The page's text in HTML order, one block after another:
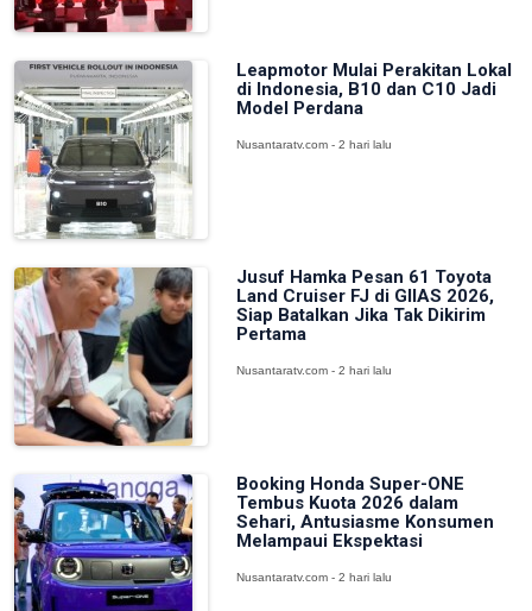
Leapmotor Mulai Perakitan Lokal
di Indonesia, B10 dan C10 Jadi
Model Perdana
Nusantaratv.com - 2 hari lalu
Jusuf Hamka Pesan 61 Toyota
Land Cruiser FJ di GIIAS 2026,
Siap Batalkan Jika Tak Dikirim
Pertama
Nusantaratv.com - 2 hari lalu
Booking Honda Super-ONE
Tembus Kuota 2026 dalam
Sehari, Antusiasme Konsumen
Melampaui Ekspektasi
Nusantaratv.com - 2 hari lalu